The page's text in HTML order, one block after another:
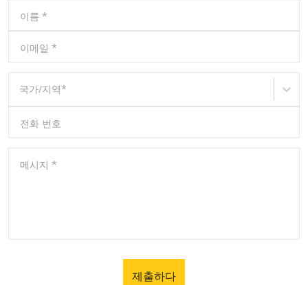
이름 *
이메일 *
국가/지역*
전화 번호
메시지 *
제출하다